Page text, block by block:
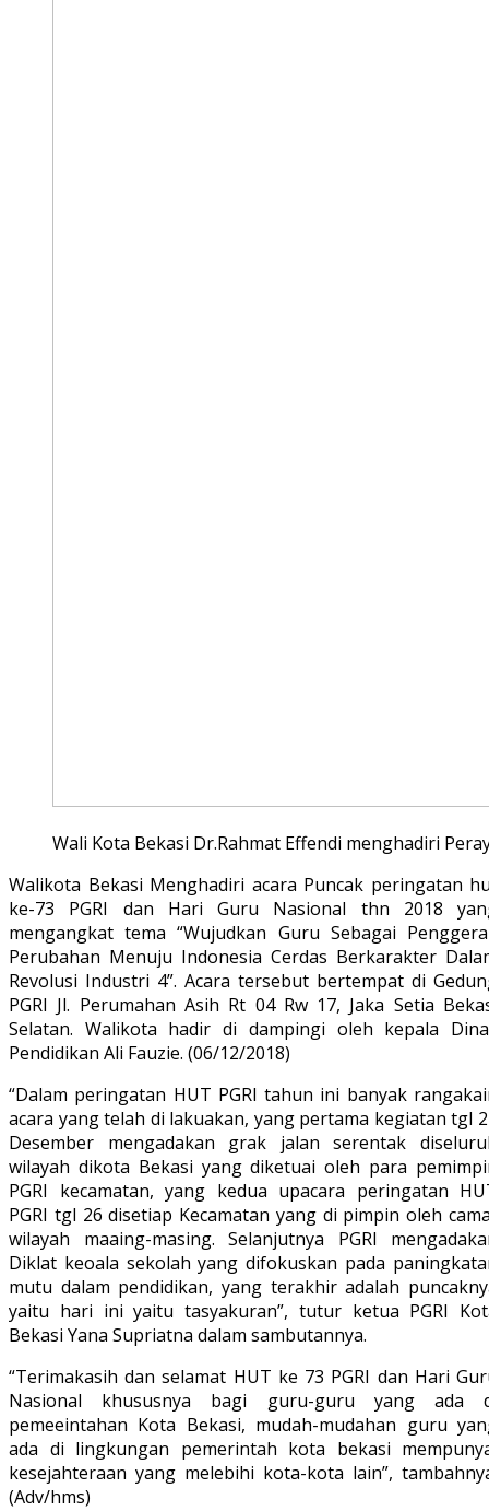
Wali Kota Bekasi Dr.Rahmat Effendi menghadiri
Walikota Bekasi Menghadiri acara Puncak peringatan
ke-73 PGRI dan Hari Guru Nasional thn 2018
mengangkat tema “Wujudkan Guru Sebagai
Perubahan Menuju Indonesia Cerdas Berkarakter
Revolusi Industri 4”. Acara tersebut bertempat di
PGRI Jl. Perumahan Asih Rt 04 Rw 17, Jaka Setia
Selatan. Walikota hadir di dampingi oleh kepala
Pendidikan Ali Fauzie. (06/12/2018)
“Dalam peringatan HUT PGRI tahun ini banyak
acara yang telah di lakuakan, yang pertama kegiatan tgl
Desember mengadakan grak jalan serentak
wilayah dikota Bekasi yang diketuai oleh para
PGRI kecamatan, yang kedua upacara peringatan
PGRI tgl 26 disetiap Kecamatan yang di pimpin oleh
wilayah maaing-masing. Selanjutnya PGRI
Diklat keoala sekolah yang difokuskan pada
mutu dalam pendidikan, yang terakhir adalah
yaitu hari ini yaitu tasyakuran”, tutur ketua PGRI
Bekasi Yana Supriatna dalam sambutannya.
“Terimakasih dan selamat HUT ke 73 PGRI dan Hari
Nasional khususnya bagi guru-guru yang ada
pemeeintahan Kota Bekasi, mudah-mudahan guru
ada di lingkungan pemerintah kota bekasi
kesejahteraan yang melebihi kota-kota lain”,
(Adv/hms)